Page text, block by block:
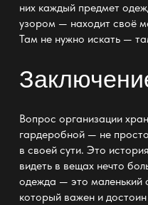
них каждый предмет
узором — находит своё
Там не нужно искать —
Вопрос организации
гардеробной — не
в своей сути. Это
видеть в вещах нечто
одежда — это маленький
который важен и